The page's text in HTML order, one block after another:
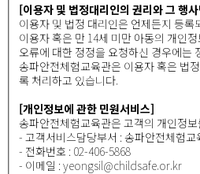
[이용자 및 법정대리인의 권리와 그 행
이용자 및 법정 대리인은 언제든지 등
이용자 혹은 만 14세 미만 아동의 개인
오류에 대한 정정을 요청하신 경우에는
송파안전체험교육관은 이용자 혹은 법
록 처리하고 있습니다.
[개인정보에 관한 민원서비스]
송파안전체험교육관은 고객의 개인정
- 고객서비스담당부서 : 송파안전체험교
- 전화번호 : 02-406-5868
- 이메일 : yeongsil@childsafe.or.kr